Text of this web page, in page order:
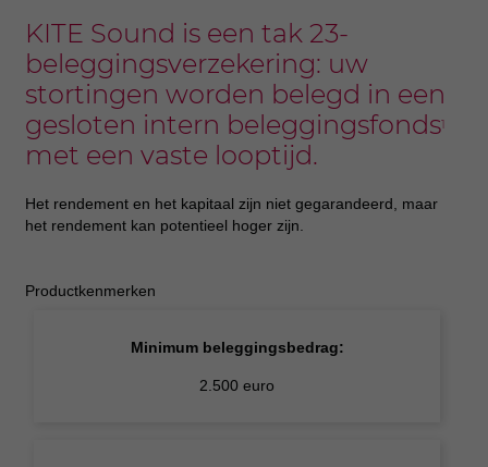
KITE Sound is een tak 23-
beleggingsverzekering: uw
stortingen worden belegd in een
gesloten intern beleggingsfonds1
met een vaste looptijd.
Het rendement en het kapitaal zijn niet gegarandeerd, maar
het rendement kan potentieel hoger zijn.
Productkenmerken
Minimum beleggingsbedrag:
2.500 euro